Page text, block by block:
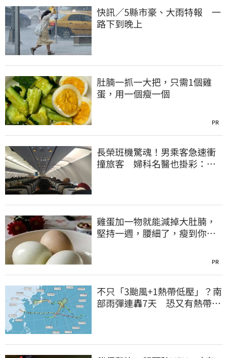
快訊／5縣市豪、大雨特報 一
路下到晚上
肚腩一抓一大把，只需1個雞
蛋，用一個瘦一個
PR
長榮班機驚魂！男乘客急速衝
撞旅客 婦科名醫也掛彩：全
雞蛋加一物就能減掉大肚腩，
堅持一週，腰細了，瘦到你懷
PR
不只「3颱風+1熱帶低壓」？南
部雨彈連轟7天 恐又有熱帶系